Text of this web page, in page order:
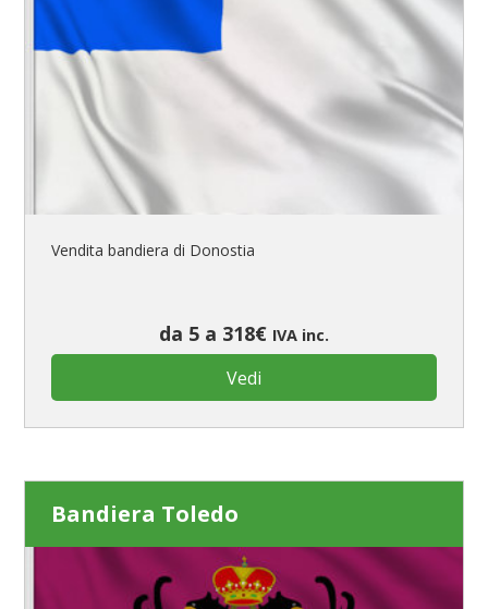
Vendita bandiera di Donostia
da 5 a 318€ IVA inc.
Vedi
Bandiera Toledo